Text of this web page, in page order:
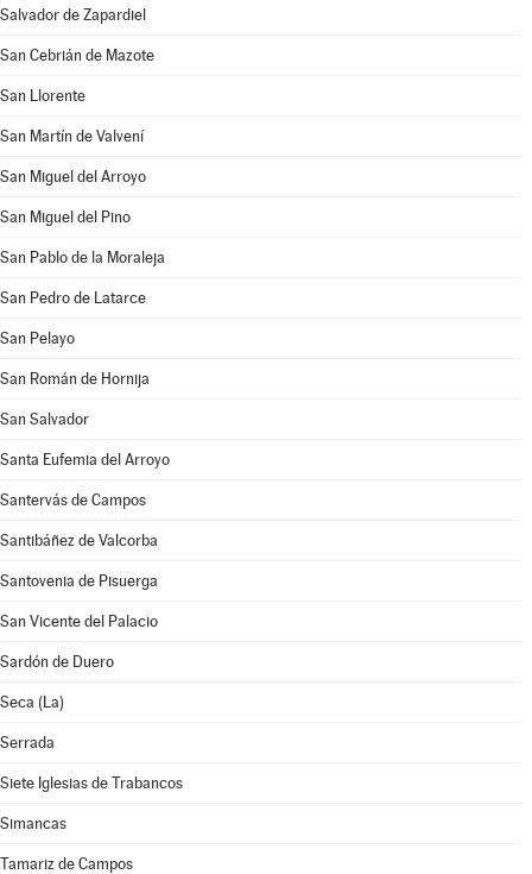
Salvador de Zapardiel
San Cebrián de Mazote
San Llorente
San Martín de Valvení
San Miguel del Arroyo
San Miguel del Pino
San Pablo de la Moraleja
San Pedro de Latarce
San Pelayo
San Román de Hornija
San Salvador
Santa Eufemia del Arroyo
Santervás de Campos
Santibáñez de Valcorba
Santovenia de Pisuerga
San Vicente del Palacio
Sardón de Duero
Seca (La)
Serrada
Siete Iglesias de Trabancos
Simancas
Tamariz de Campos